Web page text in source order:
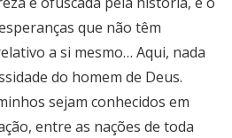
que não têm
a si mesmo… Aqui, nada
do homem de Deus.
sejam conhecidos em
entre as nações de toda